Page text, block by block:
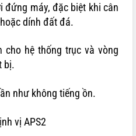
đứng máy, đặc biệt khi cân
dính đất đá.
cho hệ thống trục và vòng
bị.
như không tiếng ồn.
vị APS2